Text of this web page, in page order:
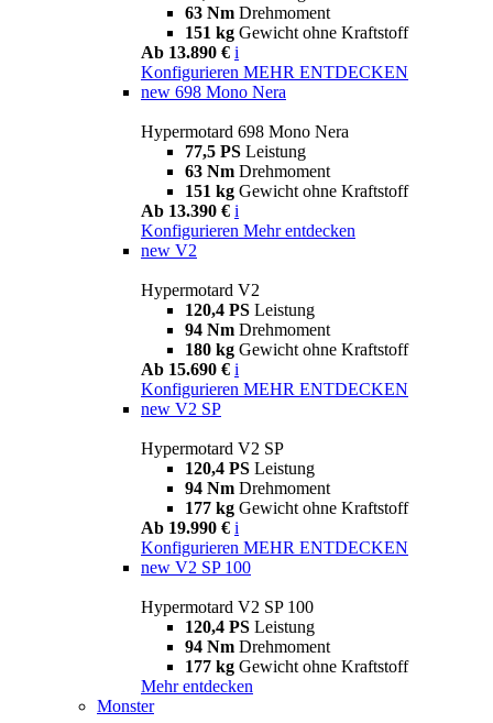
63 Nm Drehmoment
151 kg Gewicht ohne Kraftstoff
Ab 13.890 € i
Konfigurieren MEHR ENTDECKEN
new 698 Mono Nera
Hypermotard 698 Mono Nera
77,5 PS Leistung
63 Nm Drehmoment
151 kg Gewicht ohne Kraftstoff
Ab 13.390 € i
Konfigurieren Mehr entdecken
new V2
Hypermotard V2
120,4 PS Leistung
94 Nm Drehmoment
180 kg Gewicht ohne Kraftstoff
Ab 15.690 € i
Konfigurieren MEHR ENTDECKEN
new V2 SP
Hypermotard V2 SP
120,4 PS Leistung
94 Nm Drehmoment
177 kg Gewicht ohne Kraftstoff
Ab 19.990 € i
Konfigurieren MEHR ENTDECKEN
new V2 SP 100
Hypermotard V2 SP 100
120,4 PS Leistung
94 Nm Drehmoment
177 kg Gewicht ohne Kraftstoff
Mehr entdecken
Monster